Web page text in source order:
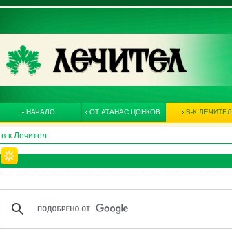
НАЧАЛО ОТ АТАНАС ЦОНКОВ В-К ЛЕЧИТЕЛ
в-к Лечител